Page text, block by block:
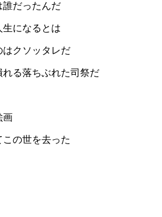
だったんだ
になるとは
クソッタレだ
る落ちぶれた司祭だ
画
の世を去った